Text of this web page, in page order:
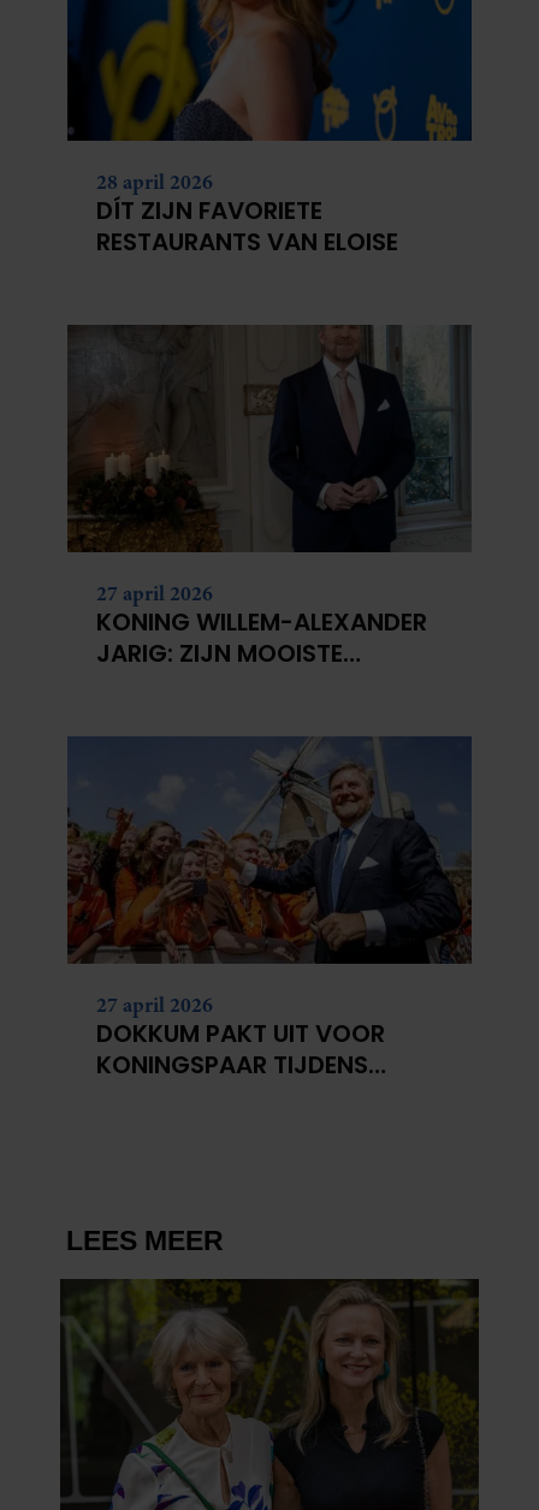
28 april 2026
DÍT ZIJN FAVORIETE
RESTAURANTS VAN ELOISE
27 april 2026
KONING WILLEM-ALEXANDER
JARIG: ZIJN MOOISTE
27 april 2026
DOKKUM PAKT UIT VOOR
KONINGSPAAR TIJDENS